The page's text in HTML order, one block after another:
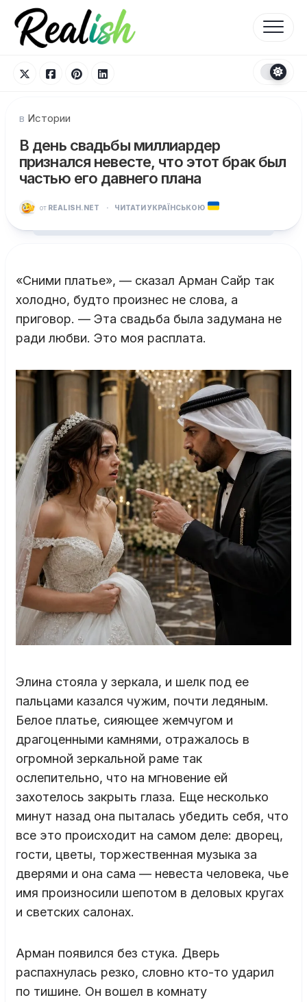
Перейти
содержанию
в Истории
В день свадьбы миллиардер
признался невесте, что этот брак был
частью его давнего плана
от REALISH.NET · ЧИТАТИ УКРАЇНСЬКОЮ
«Сними платье», — сказал Арман Сайр так
холодно, будто произнес не слова, а
приговор. — Эта свадьба была задумана не
ради любви. Это моя расплата.
Элина стояла у зеркала, и шелк под ее
пальцами казался чужим, почти ледяным.
Белое платье, сияющее жемчугом и
драгоценными камнями, отражалось в
огромной зеркальной раме так
ослепительно, что на мгновение ей
захотелось закрыть глаза. Еще несколько
минут назад она пыталась убедить себя, что
все это происходит на самом деле: дворец,
гости, цветы, торжественная музыка за
дверями и она сама — невеста человека, чье
имя произносили шепотом в деловых кругах
и светских салонах.
Арман появился без стука. Дверь
распахнулась резко, словно кто-то ударил
по тишине. Он вошел в комнату